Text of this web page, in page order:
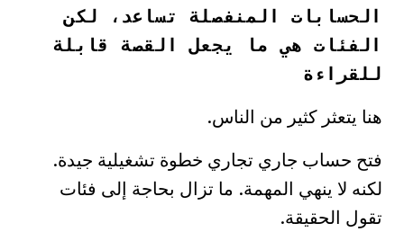
الحسابات المنفصلة تساعد، لكن
الفئات هي ما يجعل القصة قابلة
للقراءة
هنا يتعثر كثير من الناس.
فتح حساب جاري تجاري خطوة تشغيلية جيدة.
لكنه لا ينهي المهمة. ما تزال بحاجة إلى فئات
تقول الحقيقة.